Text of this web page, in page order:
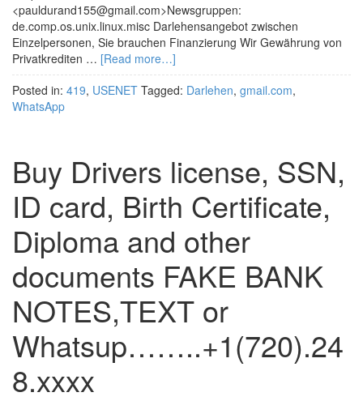
<pauldurand155@gmail.com>Newsgruppen:
de.comp.os.unix.linux.misc Darlehensangebot zwischen
Einzelpersonen, Sie brauchen Finanzierung Wir Gewährung von
Privatkrediten … [Read more…]
Posted in: 419, USENET Tagged: Darlehen, gmail.com,
WhatsApp
Buy Drivers license, SSN,
ID card, Birth Certificate,
Diploma and other
documents FAKE BANK
NOTES,TEXT or
Whatsup……..+1(720).24
8.xxxx